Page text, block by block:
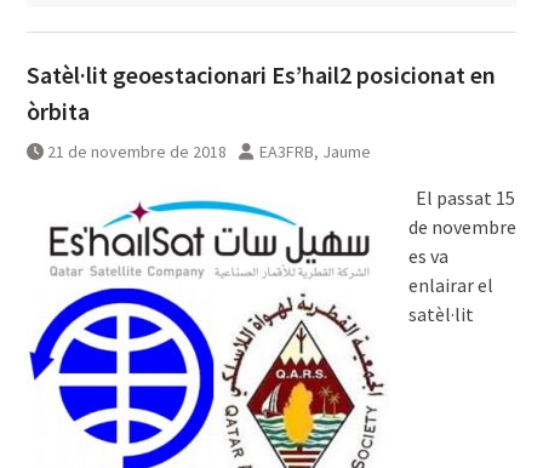
Satèl·lit geoestacionari Es’hail2 posicionat en
òrbita
21 de novembre de 2018 EA3FRB, Jaume
El passat 15
de novembre
es va
enlairar el
satèl·lit